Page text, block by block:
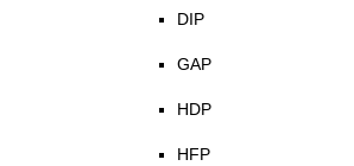
DIP
GAP
HDP
HFP